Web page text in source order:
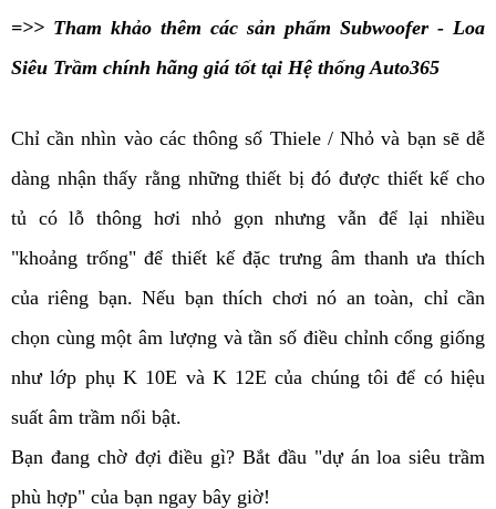
=>> Tham khảo thêm các sản phẩm Subwoofer - Loa
Siêu Trầm chính hãng giá tốt tại Hệ thống Auto365
Chỉ cần nhìn vào các thông số Thiele / Nhỏ và bạn sẽ dễ
dàng nhận thấy rằng những thiết bị đó được thiết kế cho
tủ có lỗ thông hơi nhỏ gọn nhưng vẫn để lại nhiều
"khoảng trống" để thiết kế đặc trưng âm thanh ưa thích
của riêng bạn. Nếu bạn thích chơi nó an toàn, chỉ cần
chọn cùng một âm lượng và tần số điều chỉnh cổng giống
như lớp phụ K 10E và K 12E của chúng tôi để có hiệu
suất âm trầm nổi bật.
Bạn đang chờ đợi điều gì? Bắt đầu "dự án loa siêu trầm
phù hợp" của bạn ngay bây giờ!